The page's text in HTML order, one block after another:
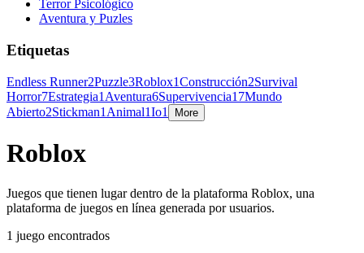
Terror Psicológico
Aventura y Puzles
Etiquetas
Endless Runner2Puzzle3Roblox1Construcción2Survival
Horror7Estrategia1 Aventura6Supervivencia17Mundo
Abierto2Stickman1 Animal1Io1 More
Roblox
Juegos que tienen lugar dentro de la plataforma Roblox, una
plataforma de juegos en línea generada por usuarios.
1 juego encontrados